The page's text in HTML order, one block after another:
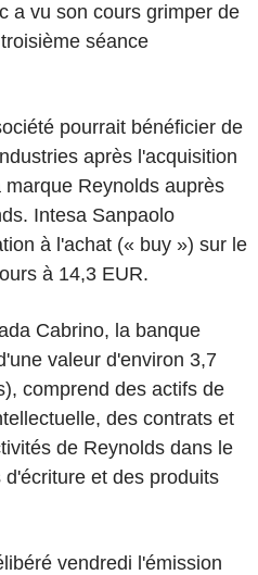
a vu son cours grimper de
séance
pourrait bénéficier de
après l'acquisition
Reynolds auprès
Intesa Sanpaolo
à l'achat (« buy ») sur le
à 14,3 EUR.
Cabrino, la banque
valeur d'environ 3,7
comprend des actifs de
des contrats et
de Reynolds dans le
et des produits
vendredi l'émission